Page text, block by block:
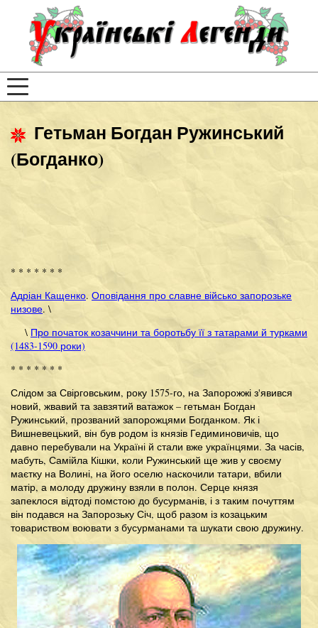
Гетьман Богдан Ружинський
(Богданко)
* * * * * * *
Адріан Кащенко. Оповідання про славне військо запорозьке
низове. \
\ Про початок козаччини та боротьбу її з татарами й турками
(1483-1590 роки)
* * * * * * *
Слідом за Свірговським, року 1575-го, на Запорожжі з'явився
новий, жвавий та завзятий ватажок – гетьман Богдан
Ружинський, прозваний запорожцями Богданком. Як і
Вишневецький, він був родом із князів Гедиминовичів, що
давно перебували на Україні й стали вже українцями. За часів,
мабуть, Самійла Кішки, коли Ружинський ще жив у своєму
маєтку на Волині, на його оселю наскочили татари, вбили
матір, а молоду дружину взяли в полон. Серце князя
запеклося відтоді помстою до бусурманів, і з таким почуттям
він подався на Запорозьку Січ, щоб разом із козацьким
товариством воювати з бусурманами та шукати свою дружину.